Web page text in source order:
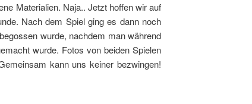
Materialien. Naja.. Jetzt hoffen wir auf
Nach dem Spiel ging es dann noch
wurde, nachdem man während
wurde. Fotos von beiden Spielen
kann uns keiner bezwingen!